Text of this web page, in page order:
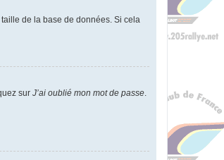
de la base de données. Si cela
sur J’ai oublié mon mot de passe